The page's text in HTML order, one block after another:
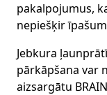
pakalpojumus,
nepiešķir
Jebkura
pārkāpšana var
aizsargātu